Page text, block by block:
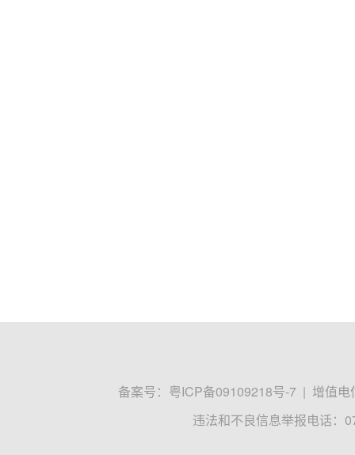
备案号： 粤ICP备09109218号-7 | 增值电
违法和不良信息举报电话：